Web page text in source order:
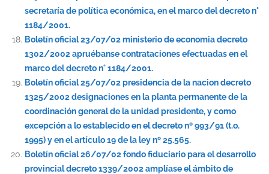
secretaría de política económica, en el marco del decreto n°
1184/2001.
Boletín oficial 23/07/02 ministerio de economia decreto
1302/2002 apruébanse contrataciones efectuadas en el
marco del decreto n° 1184/2001.
Boletín oficial 25/07/02 presidencia de la nacion decreto
1325/2002 designaciones en la planta permanente de la
coordinación general de la unidad presidente, y como
excepción a lo establecido en el decreto nº 993/91 (t.o.
1995) y en el artículo 19 de la ley nº 25.565.
Boletín oficial 26/07/02 fondo fiduciario para el desarrollo
provincial decreto 1339/2002 amplíase el ámbito de